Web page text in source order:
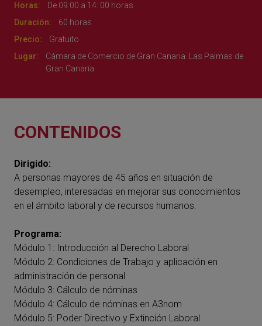
Horas:
De 09:00 a 14: 00 horas
Duración:
60 horas
Precio:
Gratuito
Lugar:
Cámara de Comercio de Gran Canaria. Las Palmas de
Gran Canaria
CONTENIDOS
Dirigido:
A personas mayores de 45 años en situación de
desempleo, interesadas en mejorar sus conocimientos
en el ámbito laboral y de recursos humanos.
Programa:
Módulo 1: Introducción al Derecho Laboral
Módulo 2: Condiciones de Trabajo y aplicación en
administración de personal
Módulo 3: Cálculo de nóminas
Módulo 4: Cálculo de nóminas en A3nom
Módulo 5: Poder Directivo y Extinción Laboral